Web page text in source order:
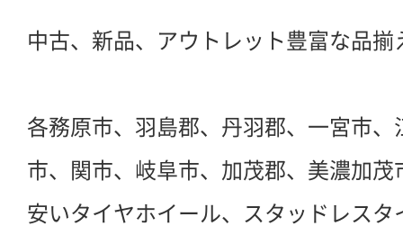
中古、新品、アウトレット豊富な品揃
各務原市、羽島郡、丹羽郡、一宮市
市、関市、岐阜市、加茂郡、美濃加茂
安いタイヤホイール、スタッドレス